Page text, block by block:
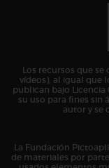
Los recursos que
vídeos), al igual que
publican bajo Licencia
su uso para fines sin
autor y se
La Fundación
de materiales por